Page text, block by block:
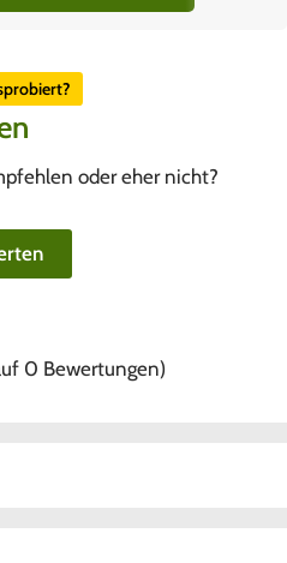
oder eher nicht?
0 Bewertungen)